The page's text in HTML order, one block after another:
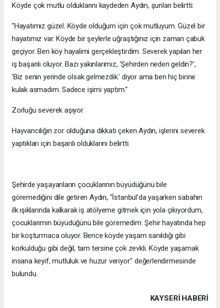
Köyde çok mutlu olduklarını kaydeden Aydın, şunları belirtti:
"Hayatımız güzel. Köyde olduğum için çok mutluyum. Güzel bir
hayatımız var. Köyde bir şeylerle uğraştığınız için zaman çabuk
geçiyor. Ben köy hayalimi gerçekleştirdim. Severek yapılan her
iş başarılı oluyor. Bazı yakınlarımız, 'Şehirden neden geldin?',
'Biz senin yerinde olsak gelmezdik.' diyor ama ben hiç birine
kulak asmadım. Sadece işimi yaptım."
Zorluğu severek aşıyor
Hayvancılığın zor olduğuna dikkati çeken Aydın, işlerini severek
yaptıkları için başarılı olduklarını belirtti.
Şehirde yaşayanların çocuklarının büyüdüğünü bile
göremediğini dile getiren Aydın, "İstanbul'da yaşarken sabahın
ilk ışıklarında kalkarak iş atölyeme gitmek için yola çıkıyordum,
çocuklarımın büyüdüğünü bile göremedim. Şehir hayatında hep
bir koşturmaca oluyor. Bence köyde yaşam sanıldığı gibi
korkulduğu gibi değil, tam tersine çok zevkli. Köyde yaşamak
insana keyif, mutluluk ve huzur veriyor." değerlendirmesinde
bulundu.
KAYSERI HABERİ